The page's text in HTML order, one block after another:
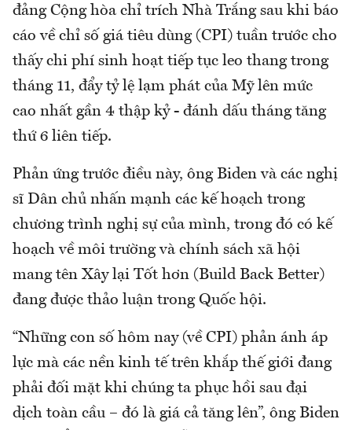
đảng Cộng hòa chỉ trích Nhà Trắng sau khi báo
cáo về chỉ số giá tiêu dùng (CPI) tuần trước cho
thấy chi phí sinh hoạt tiếp tục leo thang trong
tháng 11, đẩy tỷ lệ lạm phát của Mỹ lên mức
cao nhất gần 4 thập kỷ - đánh dấu tháng tăng
thứ 6 liên tiếp.
Phản ứng trước điều này, ông Biden và các nghị
sĩ Dân chủ nhấn mạnh các kế hoạch trong
chương trình nghị sự của mình, trong đó có kế
hoạch về môi trường và chính sách xã hội
mang tên Xây lại Tốt hơn (Build Back Better)
đang được thảo luận trong Quốc hội.
“Những con số hôm nay (về CPI) phản ánh áp
lực mà các nền kinh tế trên khắp thế giới đang
phải đối mặt khi chúng ta phục hồi sau đại
dịch toàn cầu – đó là giá cả tăng lên”, ông Biden